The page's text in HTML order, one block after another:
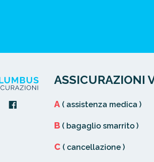
ASSICURAZIONI
A( assistenza medica )
B( bagaglio smarrito )
C( cancellazione )